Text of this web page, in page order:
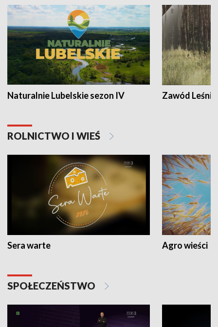
Naturalnie Lubelskie sezon IV Zawód Leśnik
ROLNICTWO I WIEŚ
Sera warte Agro wieści
SPOŁECZEŃSTWO